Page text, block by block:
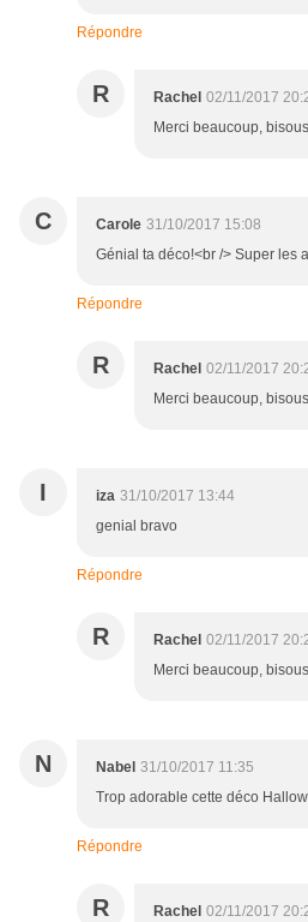
Répondre
R Rachel 02/11/2017
Merci beaucoup, bisous
C Carole 31/10/2017 15:08
Génial ta déco!<br /> Super les
Répondre
R Rachel 02/11/2017
Merci beaucoup, bisous
I iza 31/10/2017 13:44
genial bravo
Répondre
R Rachel 02/11/2017
Merci beaucoup, bisous
N Nabel 31/10/2017 11:35
Trop adorable cette déco
Répondre
R Rachel 02/11/2017